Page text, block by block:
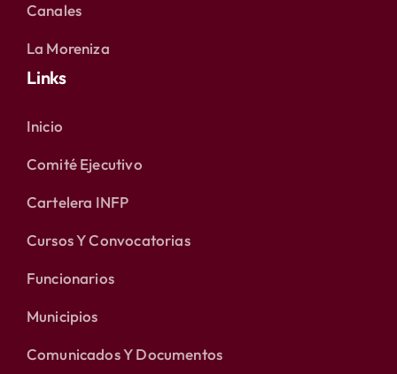
Canales
La Moreniza
Links
Inicio
Comité Ejecutivo
Cartelera INFP
Cursos Y Convocatorias
Funcionarios
Municipios
Comunicados Y Documentos